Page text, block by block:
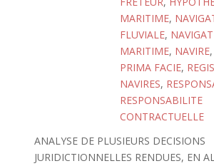
MARITIME,
FLUVIALE,
MARITIME, NAVIRE,
PRIMA FACIE,
NAVIRES,
RESPONSABILITE
CONTRACTUELLE
ANALYSE DE PLUSIEURS DECISIONS
JURIDICTIONNELLES RENDUES, EN